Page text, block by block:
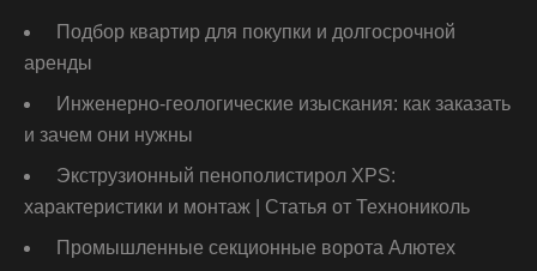
Подбор квартир для покупки и долгосрочной
аренды
Инженерно-геологические изыскания: как заказать
и зачем они нужны
Экструзионный пенополистирол XPS:
характеристики и монтаж | Статья от Технониколь
Промышленные секционные ворота Алютех